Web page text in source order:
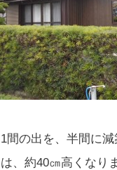
1間の出を、半間に
は、約40㎝高くなり